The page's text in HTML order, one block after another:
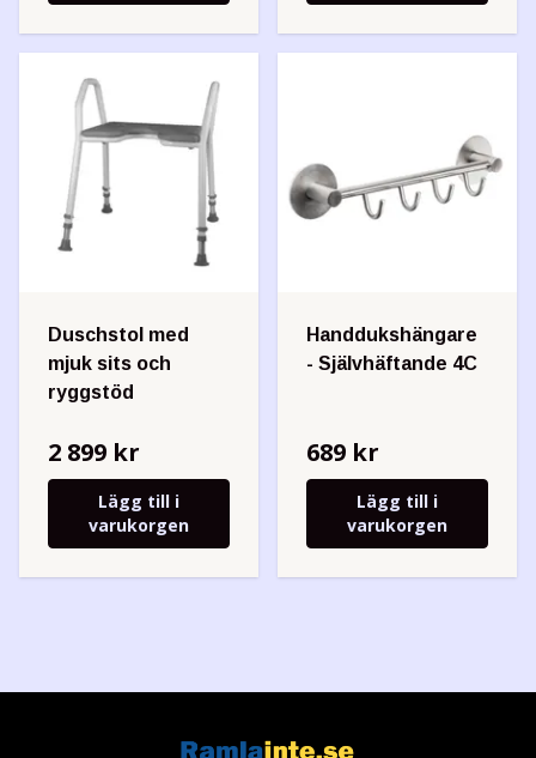
Duschstol med
mjuk sits och
ryggstöd
2 899 kr
Lägg till i
varukorgen
Handdukshängare
- Självhäftande 4C
689 kr
Lägg till i
varukorgen